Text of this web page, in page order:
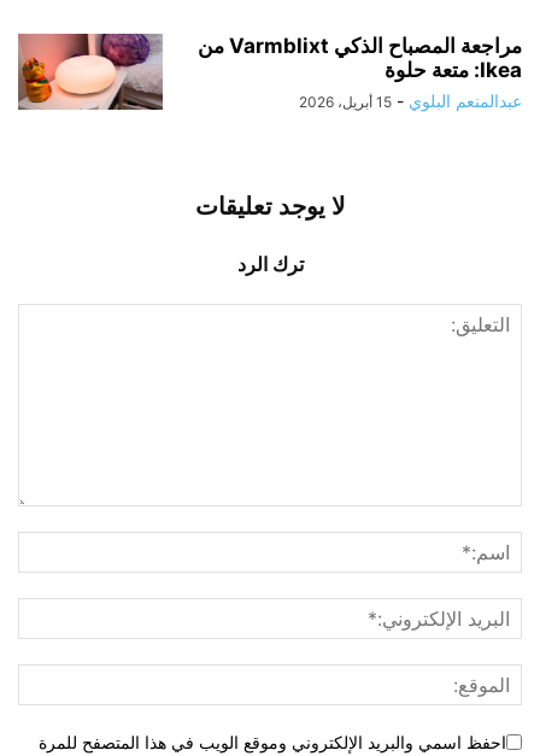
مراجعة المصباح الذكي Varmblixt من
Ikea: متعة حلوة
عبدالمنعم البلوي - 15 أبريل، 2026
لا يوجد تعليقات
ترك الرد
احفظ اسمي والبريد الإلكتروني وموقع الويب في هذا المتصفح للمرة